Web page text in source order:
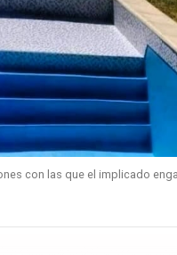
con las que el implicado